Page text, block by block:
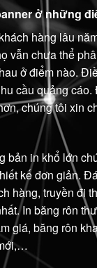
ở những
hàng lâu
vẫn chưa thể
ở điểm nào.
cầu quảng
chúng tôi xin
bản in khổ lớn
kế đơn giản.
hàng, truyền đi
In băng rôn
giá, băng rôn